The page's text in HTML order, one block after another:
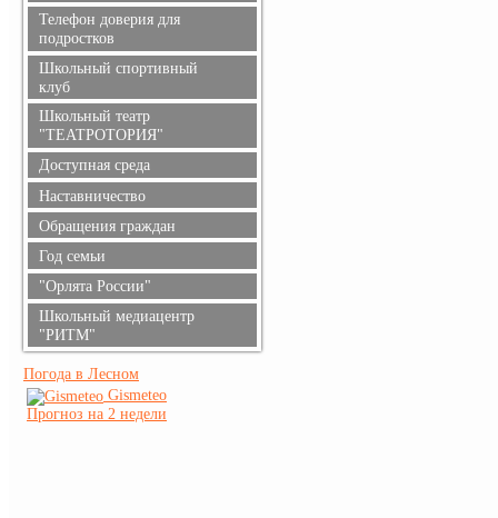
Телефон доверия для
подростков
Школьный спортивный
клуб
Школьный театр
"ТЕАТРОТОРИЯ"
Доступная среда
Наставничество
Обращения граждан
Год семьи
"Орлята России"
Школьный медиацентр
"РИТМ"
Погода в Лесном
Gismeteo
Прогноз на 2 недели